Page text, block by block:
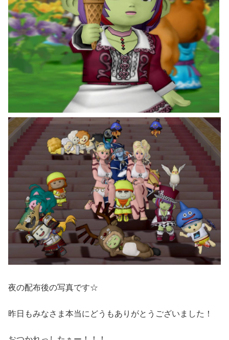
夜の配布後の写真です☆
昨日もみなさま本当にどうもありがとうございました！